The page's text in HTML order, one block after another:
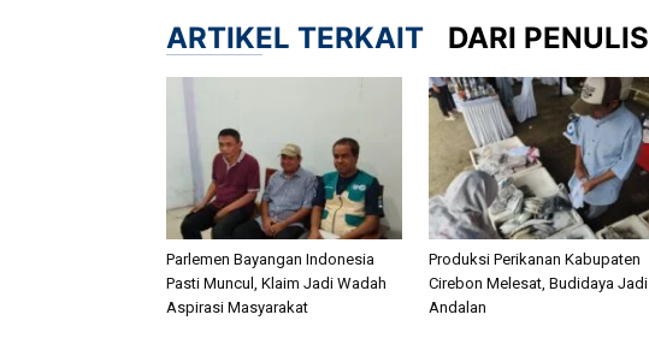
ARTIKEL TERKAIT DARI PENULIS
Parlemen Bayangan Indonesia
Pasti Muncul, Klaim Jadi Wadah
Aspirasi Masyarakat
Produksi Perikanan Kabupaten
Cirebon Melesat, Budidaya Jadi
Andalan